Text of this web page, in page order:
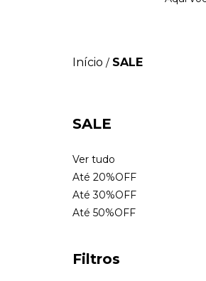
Início / SALE
SALE
Ver tudo
Até 20%OFF
Até 30%OFF
Até 50%OFF
Filtros